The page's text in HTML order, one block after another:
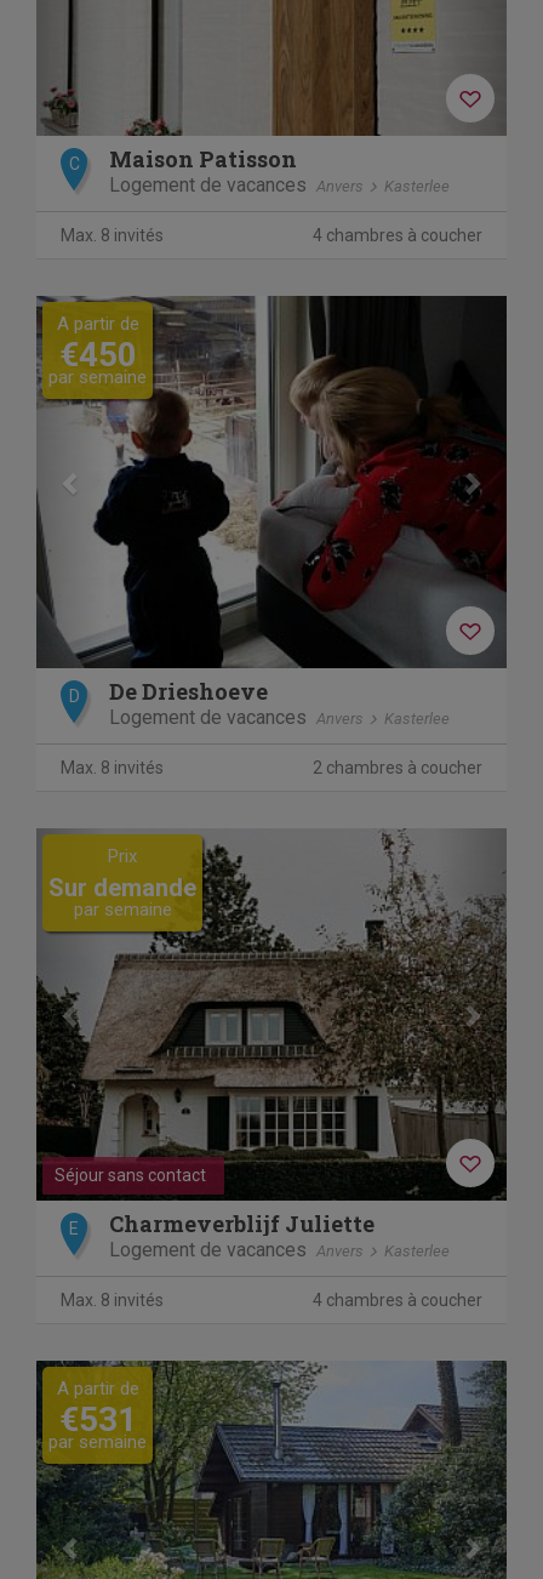
C Maison Patisson
Logement de vacances Anvers Kasterlee
Max. 8 invités 4 chambres à coucher
Previous
A partir de
€450
par semaine
D De Drieshoeve
Logement de vacances Anvers Kasterlee
Max. 8 invités 2 chambres à coucher
Previous
Séjour sans contact
Prix
Sur demande
par semaine
E Charmeverblijf Juliette
Logement de vacances Anvers Kasterlee
Max. 8 invités 4 chambres à coucher
Previous Next
A partir de
€531
par semaine